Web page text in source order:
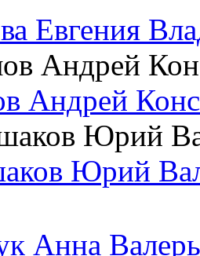
Евгения
Андрей
Юрий
Анна